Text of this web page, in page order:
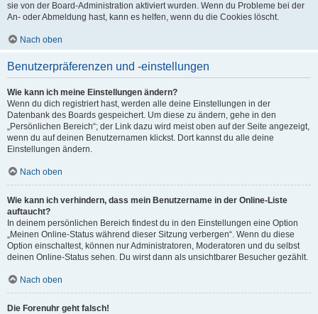
sie von der Board-Administration aktiviert wurden. Wenn du Probleme bei der
An- oder Abmeldung hast, kann es helfen, wenn du die Cookies löscht.
Nach oben
Benutzerpräferenzen und -einstellungen
Wie kann ich meine Einstellungen ändern?
Wenn du dich registriert hast, werden alle deine Einstellungen in der
Datenbank des Boards gespeichert. Um diese zu ändern, gehe in den
„Persönlichen Bereich“; der Link dazu wird meist oben auf der Seite angezeigt,
wenn du auf deinen Benutzernamen klickst. Dort kannst du alle deine
Einstellungen ändern.
Nach oben
Wie kann ich verhindern, dass mein Benutzername in der Online-Liste
auftaucht?
In deinem persönlichen Bereich findest du in den Einstellungen eine Option
„Meinen Online-Status während dieser Sitzung verbergen“. Wenn du diese
Option einschaltest, können nur Administratoren, Moderatoren und du selbst
deinen Online-Status sehen. Du wirst dann als unsichtbarer Besucher gezählt.
Nach oben
Die Forenuhr geht falsch!